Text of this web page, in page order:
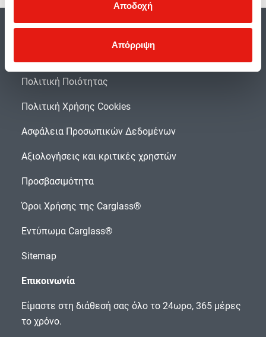
Αποδοχή
Απόρριψη
Πολιτική Ποιότητας
Πολιτική Χρήσης Cookies
Ασφάλεια Προσωπικών Δεδομένων
Αξιολογήσεις και κριτικές χρηστών
Προσβασιμότητα
Όροι Χρήσης της Carglass®
Εντύπωμα Carglass®
Sitemap
Επικοινωνία
Είμαστε στη διάθεσή σας όλο το 24ωρο, 365 μέρες
το χρόνο.